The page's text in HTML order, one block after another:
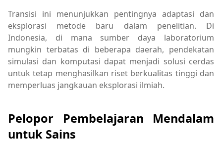
Transisi ini menunjukkan pentingnya adaptasi dan
eksplorasi metode baru dalam penelitian. Di
Indonesia, di mana sumber daya laboratorium
mungkin terbatas di beberapa daerah, pendekatan
simulasi dan komputasi dapat menjadi solusi cerdas
untuk tetap menghasilkan riset berkualitas tinggi dan
memperluas jangkauan eksplorasi ilmiah.
Pelopor Pembelajaran Mendalam
untuk Sains